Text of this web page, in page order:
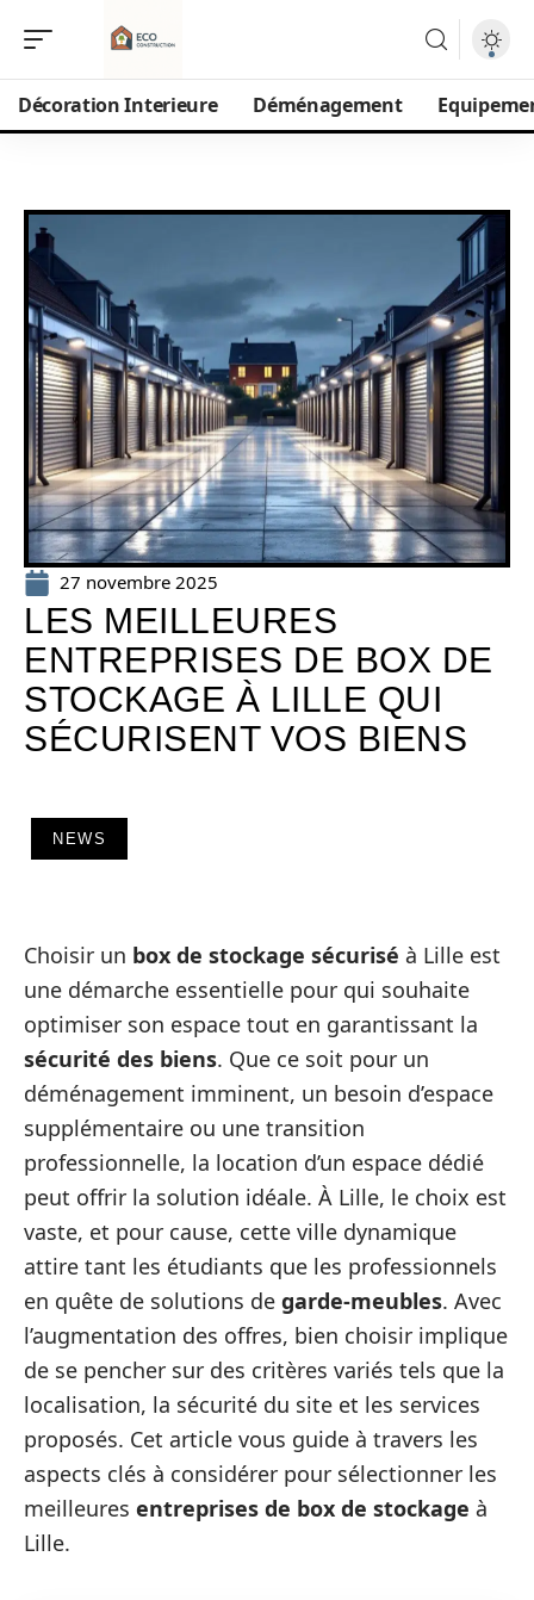
Décoration Interieure Déménagement
27 novembre 2025
LES MEILLEURES
ENTREPRISES DE BOX DE
STOCKAGE À LILLE QUI
SÉCURISENT VOS BIENS
NEWS
Choisir un box de stockage sécurisé à Lille est
une démarche essentielle pour qui souhaite
optimiser son espace tout en garantissant la
sécurité des biens. Que ce soit pour un
déménagement imminent, un besoin d’espace
supplémentaire ou une transition
professionnelle, la location d’un espace dédié
peut offrir la solution idéale. À Lille, le choix est
vaste, et pour cause, cette ville dynamique
attire tant les étudiants que les professionnels
en quête de solutions de garde-meubles. Avec
l’augmentation des offres, bien choisir implique
de se pencher sur des critères variés tels que la
localisation, la sécurité du site et les services
proposés. Cet article vous guide à travers les
aspects clés à considérer pour sélectionner les
meilleures entreprises de box de stockage à
Lille.